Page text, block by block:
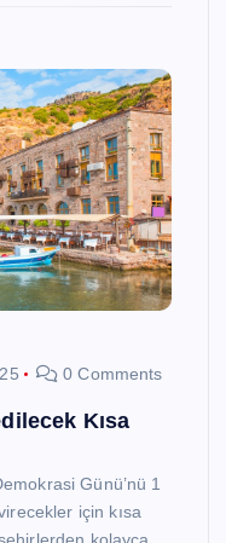
0 Comments
Kısa
Günü’nü 1
için kısa